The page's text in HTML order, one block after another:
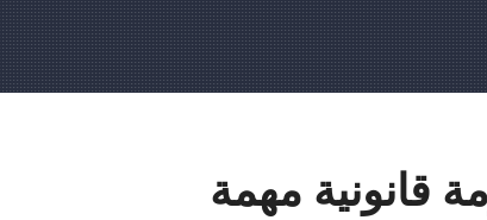
قانونية مهمة